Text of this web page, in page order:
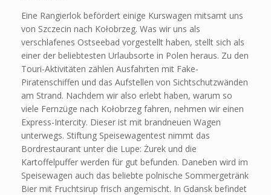
Eine Rangierlok befördert einige Kurswagen mitsamt uns
von Szczecin nach Kołobrzeg. Was wir uns als
verschlafenes Ostseebad vorgestellt haben, stellt sich als
einer der beliebtesten Urlaubsorte in Polen heraus. Zu den
Touri-Aktivitäten zählen Ausfahrten mit Fake-
Piratenschiffen und das Aufstellen von Sichtschutzwänden
am Strand. Nachdem wir also erlebt haben, warum so
viele Fernzüge nach Kołobrzeg fahren, nehmen wir einen
Express-Intercity. Dieser ist mit brandneuen Wagen
unterwegs. Stiftung Speisewagentest nimmt das
Bordrestaurant unter die Lupe: Żurek und die
Kartoffelpuffer werden für gut befunden. Daneben wird im
Speisewagen auch das beliebte polnische Sommergetränk
Bier mit Fruchtsirup frisch angemischt. In Gdansk befindet